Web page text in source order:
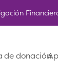
de donación